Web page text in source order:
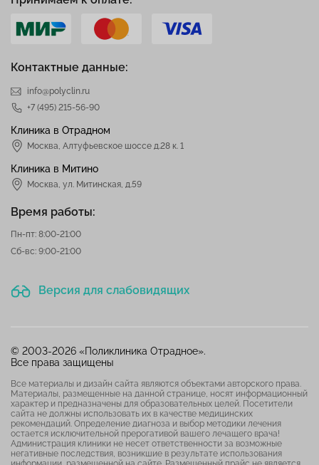
Контактные данные:
info@polyclin.ru
+7 (495) 215-56-90
Клиника в Отрадном
Москва Алтуфьевское шоссе д.28 к. 1
Клиника в Митино
Москва, ул. Митинская, д.59
Время работы:
Пн-пт: 8:00-21:00
Сб-вс: 9:00-21:00
Версия для слабовидящих
© 2003-2026 «Поликлиника Отрадное».
Все права защищены
Все материалы и дизайн сайта являются объектами авторского права.
Материалы, размещенные на данной странице, носят информационный
характер и предназначены для образовательных целей. Посетители
сайта не должны использовать их в качестве медицинских
рекомендаций. Определение диагноза и выбор методики лечения
остается исключительной прерогативой вашего лечащего врача!
Администрация клиники не несет ответственности за возможные
негативные последствия, возникшие в результате использования